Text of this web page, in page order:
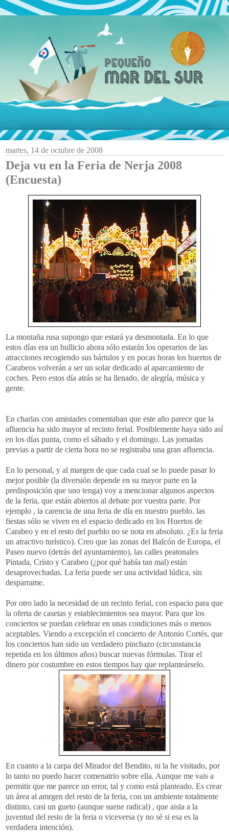
martes, 14 de octubre de 2008
Deja vu en la Feria de Nerja 2008
(Encuesta)
La montaña rusa supongo que estará ya desmontada. En lo que
estos días era un bullicio ahora sólo estarán los operarios de las
atracciones recogiendo sus bártulos y en pocas horas los huertos de
Carabeos volverán a ser un solar dedicado al aparcamiento de
coches. Pero estos día atrás se ha llenado, de alegría, música y
gente.
En charlas con amistades comentaban que este año parece que la
afluencia ha sido mayor al recinto ferial. Posiblemente haya sido así
en los días punta, como el sábado y el domingo. Las jornadas
previas a partir de cierta hora no se registraba una gran afluencia.
En lo personal, y al margen de que cada cual se lo puede pasar lo
mejor posible (la diversión depende en su mayor parte en la
predisposición que uno tenga) voy a mencionar algunos aspectos
de la feria, que están abiertos al debate por vuestra parte. Por
ejemplo , la carencia de una feria de día en nuestro pueblo. las
fiestas sólo se viven en el espacio dedicado en los Huertos de
Carabeo y en el resto del pueblo no se nota en absoluto. ¿Es la feria
un atractivo turístico). Creo que las zonas del Balcón de Europa, el
Paseo nuevo (detrás del ayuntamiento), las calles peatonales
Pintada, Cristo y Carabeo (¿por qué había tan mal) están
desaprovechadas. La feria puede ser una actividad lúdica, sin
desparrame.
Por otro lado la necesidad de un recinto ferial, con espacio para que
la oferta de casetas y establecimientos sea mayor. Para que los
conciertos se puedan celebrar en unas condiciones más o menos
aceptables. Viendo a excepción el concierto de Antonio Cortés, que
los conciertos han sido un verdadero pinchazo (circunstancia
repetida en los últimos años) buscar nuevas fórmulas. Tirar el
dinero por costumbre en estos tiempos hay que replanteárselo.
En cuanto a la carpa del Mirador del Bendito, ni la he visitado, por
lo tanto no puedo hacercomenatrio sobre ella. Aunque me vais a
permitir que me parece un error, tal y como está planteado. Es crear
un área al amrgen del resto de la feria, con un ambiente totalmente
distinto, casi un gueto (aunque suene radical) , que aisla a la
juventud del resto de la feria o viceversa (y no sé si esa es la
verdadera intención).